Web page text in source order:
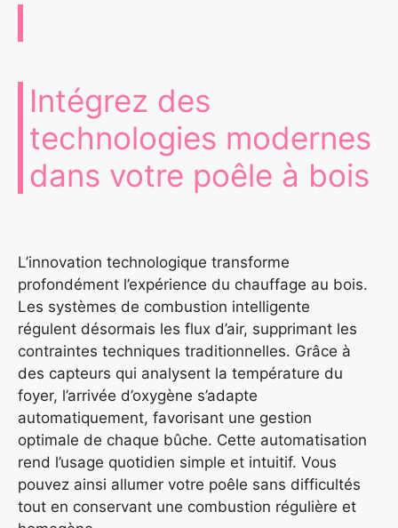
Intégrez des
technologies modernes
dans votre poêle à bois
L’innovation technologique transforme
profondément l’expérience du chauffage au bois.
Les systèmes de combustion intelligente
régulent désormais les flux d’air, supprimant les
contraintes techniques traditionnelles. Grâce à
des capteurs qui analysent la température du
foyer, l’arrivée d’oxygène s’adapte
automatiquement, favorisant une gestion
optimale de chaque bûche. Cette automatisation
rend l’usage quotidien simple et intuitif. Vous
pouvez ainsi allumer votre poêle sans difficultés
tout en conservant une combustion régulière et